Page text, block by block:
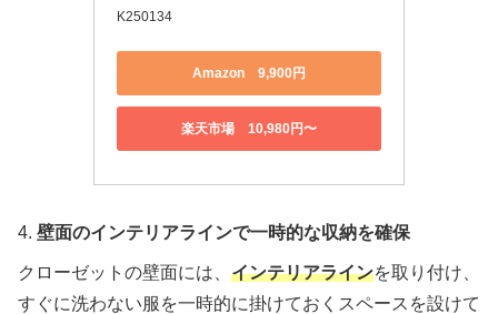
K250134
Amazon 9,900円
楽天市場 10,980円〜
4. 壁面のインテリアラインで一時的な収納を確保
クローゼットの壁面には、 インテリアラインを取り付け、
すぐに洗わない服を一時的に掛けておくスペースを設けて